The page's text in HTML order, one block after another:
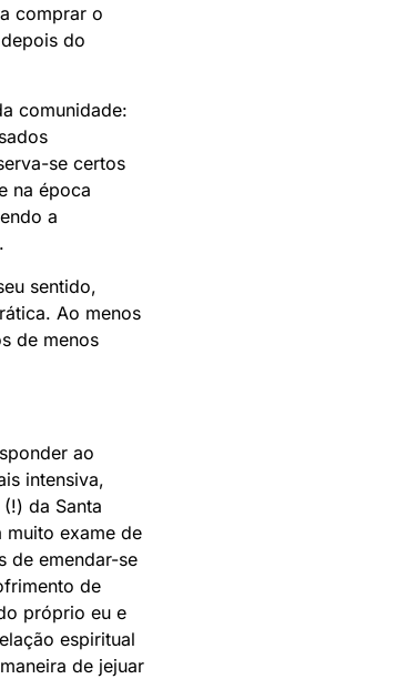
comprar o
do
comunidade:
se certos
na época
a
sentido,
Ao menos
de menos
ao
intensiva,
da Santa
muito exame de
de emendar-se
de
próprio eu e
espiritual
de jejuar